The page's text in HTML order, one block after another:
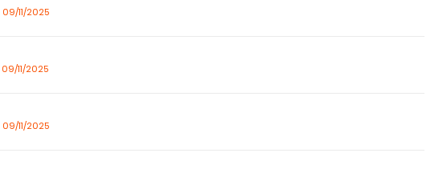
09/11/2025
09/11/2025
09/11/2025